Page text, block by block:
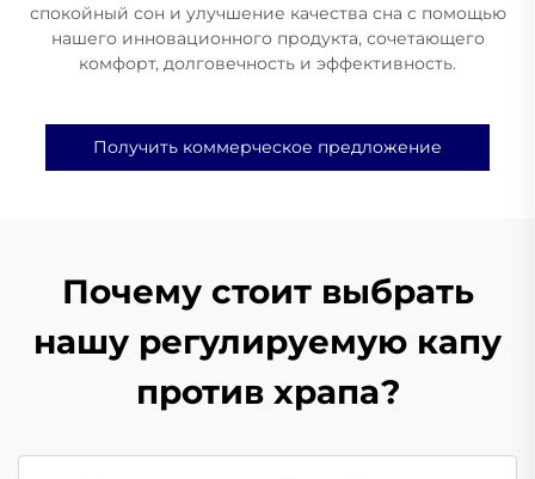
спокойный сон и улучшение качества сна с помощью
нашего инновационного продукта, сочетающего
комфорт, долговечность и эффективность.
Получить коммерческое предложение
Почему стоит выбрать
нашу регулируемую капу
против храпа?